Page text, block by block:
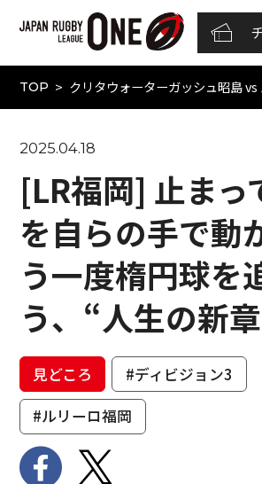
TOP クリタウォーターガッシュ昭島
2025.04.18
[LR福岡] 止まっ
を自らの手で動
う一度楕円球を
う、“人生の新
見どころ
#ディビジョン3
#ルリーロ福岡